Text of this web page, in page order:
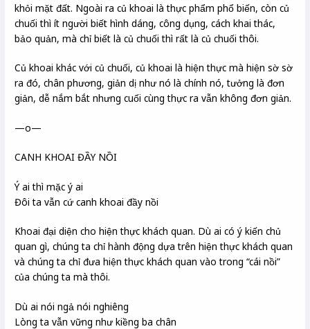
khỏi mặt đất. Ngoài ra củ khoai là thực phẩm phổ biến, còn củ
chuối thì ít người biết hình dáng, công dụng, cách khai thác,
bảo quản, mà chỉ biết là củ chuối thì rất là củ chuối thôi.
Củ khoai khác với củ chuối, củ khoai là hiện thực mà hiện sờ sờ
ra đó, chân phương, giản dị như nó là chính nó, tưởng là đơn
giản, dễ nắm bắt nhưng cuối cùng thực ra vẫn không đơn giản.
—o—
CANH KHOAI ĐẦY NỒI
Ý ai thì mặc ý ai
Đôi ta vẫn cứ canh khoai đầy nồi
Khoai đại diện cho hiện thực khách quan. Dù ai có ý kiến chủ
quan gì, chúng ta chỉ hành động dựa trên hiện thực khách quan
và chúng ta chỉ đưa hiện thực khách quan vào trong “cái nồi”
của chúng ta mà thôi.
Dù ai nói ngả nói nghiêng
Lòng ta vẫn vững như kiềng ba chân